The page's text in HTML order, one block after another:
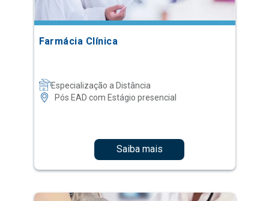
Farmácia Clínica
Especialização a Distância
Pós EAD com Estágio presencial
Saiba mais